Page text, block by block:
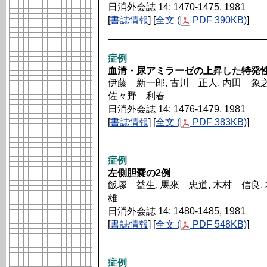
日消外会誌 14: 1470-1475, 1981
[書誌情報] [全文 ( PDF 390KB)]
症例
血清・尿アミラーゼの上昇した特発
伊藤 新一郎, 古川 正人, 内田 象
佐々野 利春
日消外会誌 14: 1476-1479, 1981
[書誌情報] [全文 ( PDF 383KB)]
症例
左側胆嚢の2例
飯塚 益生, 馬來 忠道, 木村 信良
雄
日消外会誌 14: 1480-1485, 1981
[書誌情報] [全文 ( PDF 548KB)]
症例